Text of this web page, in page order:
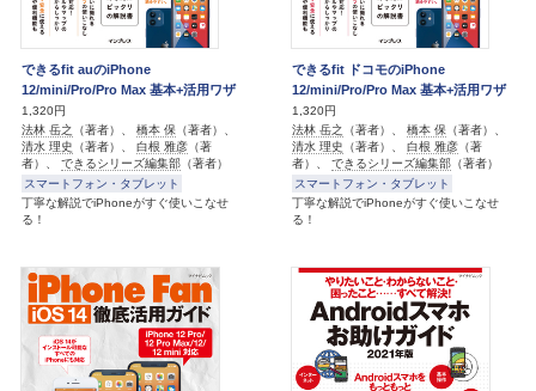
できるfit auのiPhone
12/mini/Pro/Pro Max 基本+活用ワザ
1,320円
法林 岳之 （著者）、 橋本 保 （著者）、
清水 理史 （著者）、 白根 雅彦 （著
者）、 できるシリーズ編集部 （著者）
スマートフォン・タブレット
丁寧な解説でiPhoneがすぐ使いこなせ
る！
できるfit ドコモのiPhone
12/mini/Pro/Pro Max 基本+活用ワザ
1,320円
法林 岳之 （著者）、 橋本 保 （著者）、
清水 理史 （著者）、 白根 雅彦 （著
者）、 できるシリーズ編集部 （著者）
スマートフォン・タブレット
丁寧な解説でiPhoneがすぐ使いこなせ
る！